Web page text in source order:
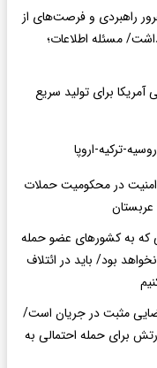
۵۹۸؛ روایت غرور راهبردی و فرصت‌های از
مسئله اطلاعات؛
برای تولید سریع
ترکیه-اروپا
امنیت در محکومیت حملات
که به کشورهای عضو حمله
بود/ باید در ائتلاف
مثبت در جریان است/
برای حمله احتمالی به